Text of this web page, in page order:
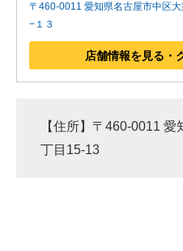
〒460-0011 愛知県名古屋市中区大
−１３
店舗情報を見る・
【住所】〒460-0011
丁目15-13